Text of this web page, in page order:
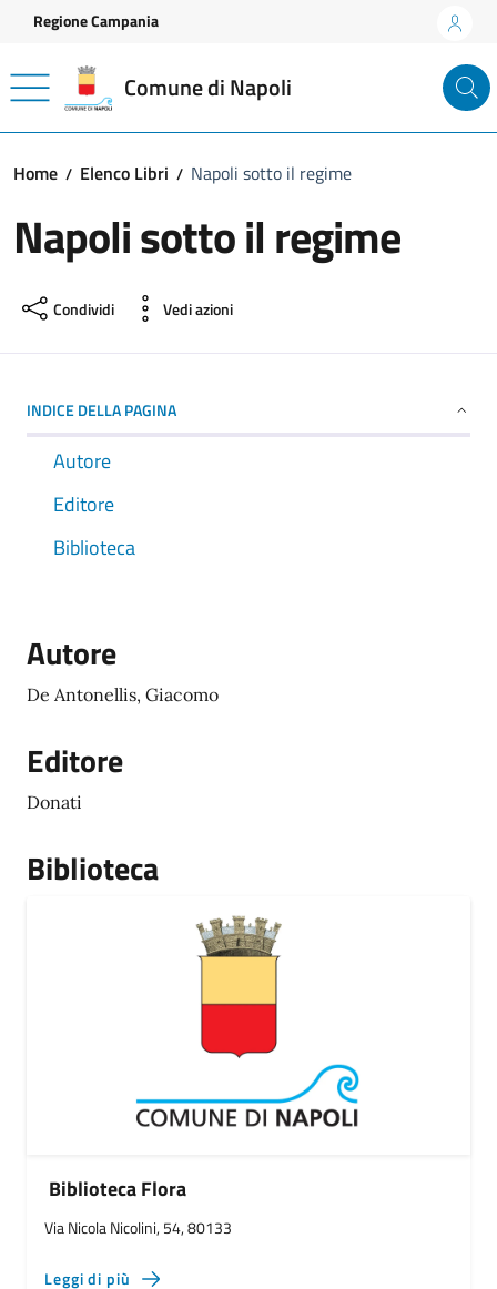
Vai ai contenuti
Vai al footer
Regione Campania
Comune di Napoli
Home Elenco Libri Napoli sotto il regime
Napoli sotto il regime
Condividi Vedi azioni
INDICE DELLA PAGINA
Autore
Editore
Biblioteca
Autore
De Antonellis, Giacomo
Editore
Donati
Biblioteca
Biblioteca Flora
Via Nicola Nicolini, 54, 80133
Leggi di più